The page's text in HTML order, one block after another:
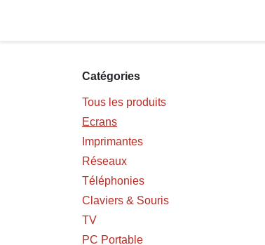
Catégories
Tous les produits
Ecrans
Imprimantes
Réseaux
Téléphonies
Claviers & Souris
TV
PC Portable